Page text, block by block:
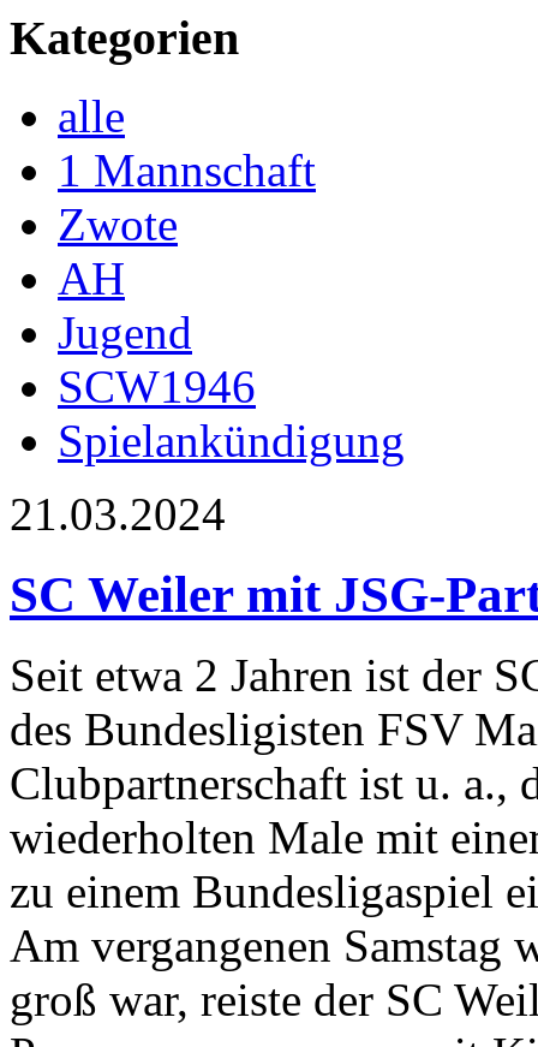
Kategorien
alle
1 Mannschaft
Zwote
AH
Jugend
SCW1946
Spielankündigung
21.03.2024
SC Weiler mit JSG-
Seit etwa 2 Jahren ist der
des Bundesligisten FSV
Clubpartnerschaft ist u. a.,
wiederholten Male mit
zu einem Bundesligaspiel
Am vergangenen Samstag
groß war, reiste der SC